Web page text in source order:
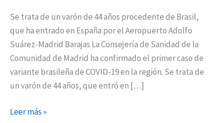
Se trata de un varón de 44 años procedente de Brasil,
que ha entrado en España por el Aeropuerto Adolfo
Suárez-Madrid Barajas La Consejería de Sanidad de la
Comunidad de Madrid ha confirmado el primer caso de
variante brasileña de COVID-19 en la región. Se trata de
un varón de 44 años, que entró en […]
Leer más »